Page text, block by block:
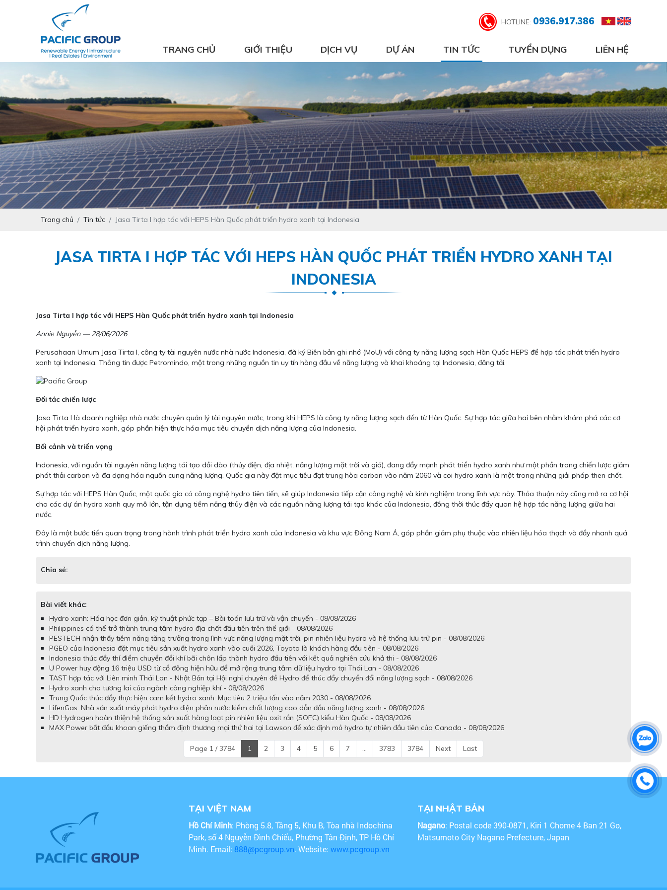
HOTLINE: 0936.917.386
TRANG CHỦ GIỚI THIỆU DỊCH VỤ DỰ ÁN TIN TỨC TUYỂN DỤNG LIÊN HỆ
Trang chủ Tin tức Jasa Tirta I hợp tác với HEPS Hàn Quốc phát triển hydro xanh tại Indonesia
JASA TIRTA I HỢP TÁC VỚI HEPS HÀN QUỐC PHÁT TRIỂN HYDRO XANH TẠI
INDONESIA
Jasa Tirta I hợp tác với HEPS Hàn Quốc phát triển hydro xanh tại Indonesia
Annie Nguyễn — 28/06/2026
Perusahaan Umum Jasa Tirta I, công ty tài nguyên nước nhà nước Indonesia, đã ký Biên bản ghi nhớ (MoU) với công ty năng lượng sạch Hàn Quốc HEPS để hợp tác phát triển hydro
xanh tại Indonesia. Thông tin được Petromindo, một trong những nguồn tin uy tín hàng đầu về năng lượng và khai khoáng tại Indonesia, đăng tải.
Đối tác chiến lược
Jasa Tirta I là doanh nghiệp nhà nước chuyên quản lý tài nguyên nước, trong khi HEPS là công ty năng lượng sạch đến từ Hàn Quốc. Sự hợp tác giữa hai bên nhằm khám phá các cơ
hội phát triển hydro xanh, góp phần hiện thực hóa mục tiêu chuyển dịch năng lượng của Indonesia.
Bối cảnh và triển vọng
Indonesia, với nguồn tài nguyên năng lượng tái tạo dồi dào (thủy điện, địa nhiệt, năng lượng mặt trời và gió), đang đẩy mạnh phát triển hydro xanh như một phần trong chiến lược giảm
phát thải carbon và đa dạng hóa nguồn cung năng lượng. Quốc gia này đặt mục tiêu đạt trung hòa carbon vào năm 2060 và coi hydro xanh là một trong những giải pháp then chốt.
Sự hợp tác với HEPS Hàn Quốc, một quốc gia có công nghệ hydro tiên tiến, sẽ giúp Indonesia tiếp cận công nghệ và kinh nghiệm trong lĩnh vực này. Thỏa thuận này cũng mở ra cơ hội
cho các dự án hydro xanh quy mô lớn, tận dụng tiềm năng thủy điện và các nguồn năng lượng tái tạo khác của Indonesia, đồng thời thúc đẩy quan hệ hợp tác năng lượng giữa hai
nước.
Đây là một bước tiến quan trọng trong hành trình phát triển hydro xanh của Indonesia và khu vực Đông Nam Á, góp phần giảm phụ thuộc vào nhiên liệu hóa thạch và đẩy nhanh quá
trình chuyển dịch năng lượng.
Chia sẻ:
Bài viết khác:
Hydro xanh: Hóa học đơn giản, kỹ thuật phức tạp – Bài toán lưu trữ và vận chuyển - 08/08/2026
Philippines có thể trở thành trung tâm hydro địa chất đầu tiên trên thế giới - 08/08/2026
PESTECH nhận thấy tiềm năng tăng trưởng trong lĩnh vực năng lượng mặt trời, pin nhiên liệu hydro và hệ thống lưu trữ pin - 08/08/2026
PGEO của Indonesia đặt mục tiêu sản xuất hydro xanh vào cuối 2026, Toyota là khách hàng đầu tiên - 08/08/2026
Indonesia thúc đẩy thí điểm chuyển đổi khí bãi chôn lấp thành hydro đầu tiên với kết quả nghiên cứu khả thi - 08/08/2026
U Power huy động 16 triệu USD từ cổ đông hiện hữu để mở rộng trung tâm dữ liệu hydro tại Thái Lan - 08/08/2026
TAST hợp tác với Liên minh Thái Lan - Nhật Bản tại Hội nghị chuyên đề Hydro để thúc đẩy chuyển đổi năng lượng sạch - 08/08/2026
Hydro xanh cho tương lai của ngành công nghiệp khí - 08/08/2026
Trung Quốc thúc đẩy thực hiện cam kết hydro xanh: Mục tiêu 2 triệu tấn vào năm 2030 - 08/08/2026
LifenGas: Nhà sản xuất máy phát hydro điện phân nước kiềm chất lượng cao dẫn đầu năng lượng xanh - 08/08/2026
HD Hydrogen hoàn thiện hệ thống sản xuất hàng loạt pin nhiên liệu oxit rắn (SOFC) kiểu Hàn Quốc - 08/08/2026
MAX Power bắt đầu khoan giếng thẩm định thương mại thứ hai tại Lawson để xác định mỏ hydro tự nhiên đầu tiên của Canada - 08/08/2026
Page 1 / 3784 1 2 3 4 5 6 7 ... 3783 3784 Next Last
TẠI VIỆT NAM
Hồ Chí Minh: Phòng 5.8, Tầng 5, Khu B, Tòa nhà Indochina
Park, số 4 Nguyễn Đình Chiểu, Phường Tân Định, TP Hồ Chí
Minh. Email: 888@pcgroup.vn. Website: www.pcgroup.vn
TẠI NHẬT BẢN
Nagano: Postal code 390-0871, Kiri 1 Chome 4 Ban 21 Go,
Matsumoto City Nagano Prefecture, Japan